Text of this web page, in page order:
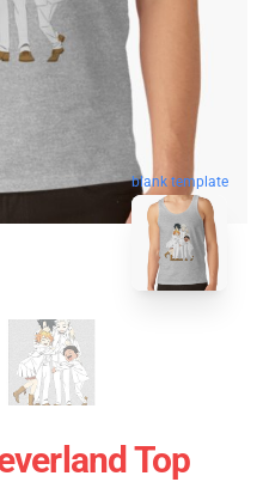
blank template
Top